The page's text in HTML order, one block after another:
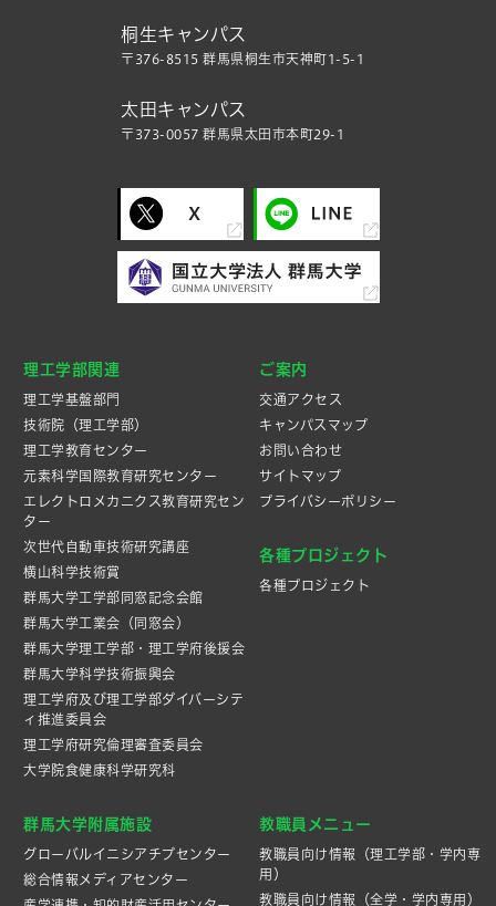
桐生キャンパス
〒376-8515 群馬県桐生市天神町1-5-1
太田キャンパス
〒373-0057 群馬県太田市本町29-1
理工学部関連
理工学基盤部門
技術院（理工学部）
理工学教育センター
元素科学国際教育研究センター
エレクトロメカニクス教育研究セン
ター
次世代自動車技術研究講座
横山科学技術賞
群馬大学工学部同窓記念会館
群馬大学工業会（同窓会）
群馬大学理工学部・理工学府後援会
群馬大学科学技術振興会
理工学府及び理工学部ダイバーシテ
ィ推進委員会
理工学府研究倫理審査委員会
大学院食健康科学研究科
ご案内
交通アクセス
キャンパスマップ
お問い合わせ
サイトマップ
プライバシーポリシー
各種プロジェクト
各種プロジェクト
群馬大学附属施設
グローバルイニシアチブセンター
総合情報メディアセンター
教職員メニュー
教職員向け情報（理工学部・学内専
用）
教職員向け情報（全学・学内専用）